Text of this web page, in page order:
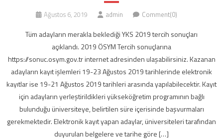
Ağustos 6, 2019 admin Comment(0)
Tüm adayların merakla beklediği YKS 2019 tercih sonuçları
açıklandı. 2019 ÖSYM Tercih sonuçlarına
https://sonuc.osym.gov.tr internet adresinden ulaşabilirsiniz. Kazanan
adayların kayıt işlemleri 19-23 Ağustos 2019 tarihlerinde elektronik
kayıtlar ise 19-21 Ağustos 2019 tarihleri arasında yapılabilecektir. Kayıt
için adayların yerleştirildikleri yükseköğretim programının bağlı
bulunduğu üniversiteye, belirtilen süre içerisinde başvurmaları
gerekmektedir. Elektronik kayıt yapan adaylar, üniversiteleri tarafından
duyurulan belgelere ve tarihe göre […]